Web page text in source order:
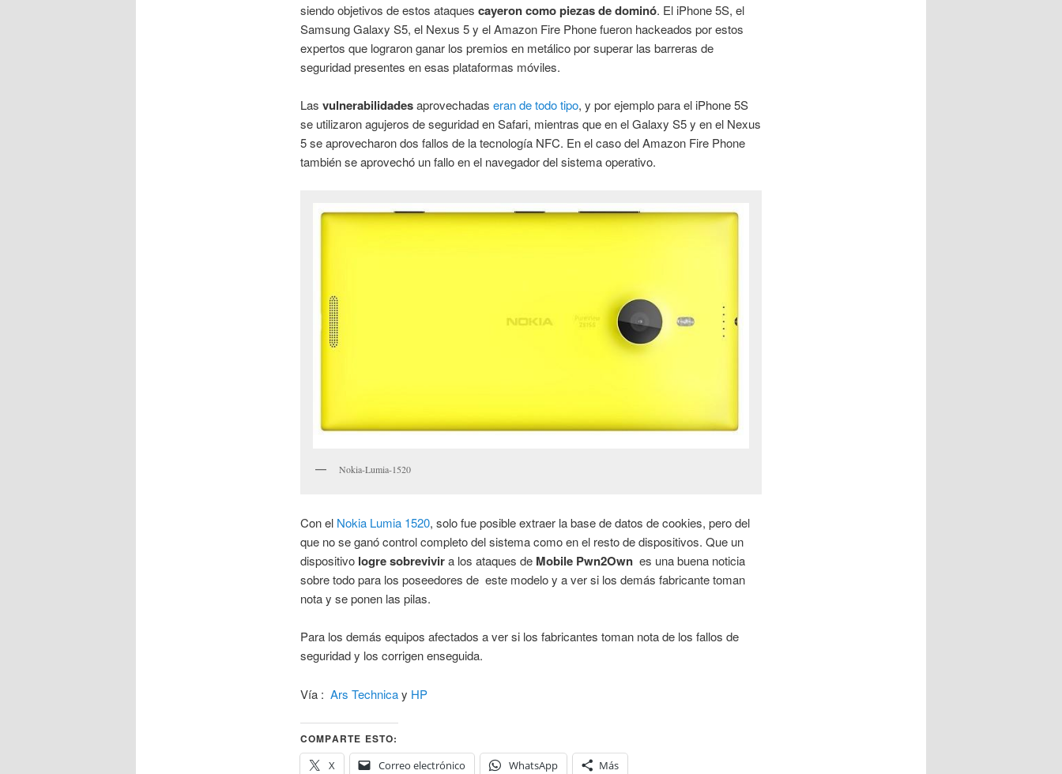
siendo objetivos de estos ataques cayeron como piezas de dominó. El iPhone 5S, el
Samsung Galaxy S5, el Nexus 5 y el Amazon Fire Phone fueron hackeados por estos
expertos que lograron ganar los premios en metálico por superar las barreras de
seguridad presentes en esas plataformas móviles.
Las vulnerabilidadesaprovechadas eran de todo tipo, y por ejemplo para el iPhone 5S
se utilizaron agujeros de seguridad en Safari, mientras que en el Galaxy S5 y en el Nexus
5 se aprovecharon dos fallos de la tecnología NFC. En el caso del Amazon Fire Phone
también se aprovechó un fallo en el navegador del sistema operativo.
Nokia-Lumia-1520
Con el Nokia Lumia 1520, solo fue posible extraer la base de datos de cookies, pero del
que no se ganó control completo del sistema como en el resto de dispositivos. Que un
dispositivo logre sobrevivira los ataques de Mobile Pwn2Ownes una buena noticia
sobre todo para los poseedores de este modelo y a ver si los demás fabricante toman
nota y se ponen las pilas.
Para los demás equipos afectados a ver si los fabricantes toman nota de los fallos de
seguridad y los corrigen enseguida.
Vía : Ars Technicay HP
COMPARTE ESTO:
X
Correo electrónico WhatsApp Más